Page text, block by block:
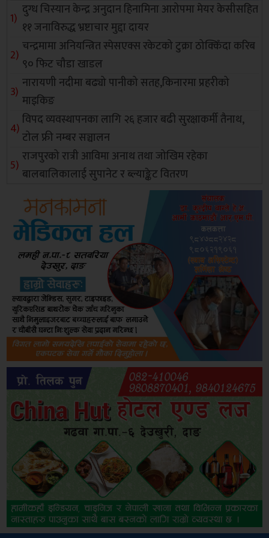
दुग्ध चिस्यान केन्द्र अनुदान हिनामिना आरोपमा मेयर केसीसहित
११ जनाविरुद्ध भ्रष्टाचार मुद्दा दायर
चन्द्रमामा अनियन्त्रित स्पेसएक्स रकेटको टुक्रा ठोक्किँदा करिब
९० फिट चौडा खाडल
नारायणी नदीमा बढ्यो पानीको सतह,किनारमा प्रहरीको
माइकिङ
विपद व्यवस्थापनका लागि २६ हजार बढी सुरक्षाकर्मी तैनाथ,
टोल फ्री नम्बर सञ्चालन
राजपुरको रात्री आविमा अनाथ तथा जोखिम रहेका
बालबालिकालाई सुपानेट र ब्ल्याङ्केट वितरण